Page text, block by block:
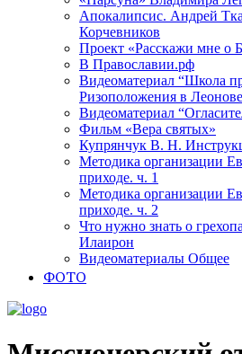
Апокалипсис. Андрей
Корчевников
Проект «Расскажи мне о
В Православии.рф
Видеоматериал “Школа
Ризоположения в Леонове
Видеоматериал
Фильм «Вера святых»
Купрянчук В. Н.
Методика организации
приходе. ч. 1
Методика организации
приходе. ч. 2
Что нужно знать о
Илаирон
Видеоматериалы Общее
ФОТО